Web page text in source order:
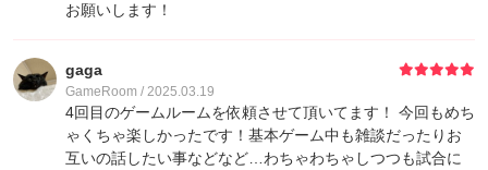
お願いします！
gaga
GameRoom / 2025.03.19
4回目のゲームルームを依頼させて頂いてます！ 今回もめち
ゃくちゃ楽しかったです！基本ゲーム中も雑談だったりお
互いの話したい事などなど…わちゃわちゃしつつも試合に